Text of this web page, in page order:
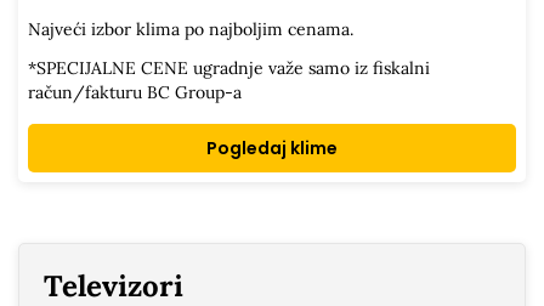
Najveći izbor klima po najboljim cenama.
*SPECIJALNE CENE ugradnje važe samo iz fiskalni
račun/fakturu BC Group-a
Pogledaj klime
Televizori